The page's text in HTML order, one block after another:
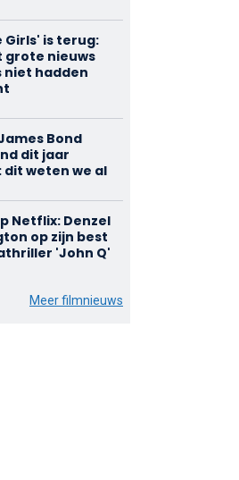
Girls' is terug:
grote nieuws
niet hadden
Bond
dit jaar
dit weten we al
Netflix: Denzel
op zijn best
'John Q'
Meer filmnieuws